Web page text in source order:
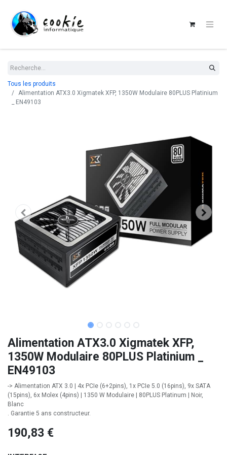
Tous les produits
Alimentation ATX3.0 Xigmatek XFP, 1350W Modulaire 80PLUS Platinium
_ EN49103
Alimentation ATX3.0 Xigmatek XFP,
1350W Modulaire 80PLUS Platinium _
EN49103
-> Alimentation ATX 3.0 | 4x PCIe (6+2pins), 1x PCIe 5.0 (16pins), 9x SATA
(15pins), 6x Molex (4pins) | 1350 W Modulaire | 80PLUS Platinum | Noir,
Blanc
. Garantie 5 ans constructeur.
190,83 €